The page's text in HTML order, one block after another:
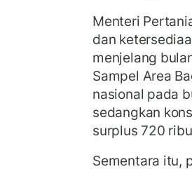
Menteri
dan
menjelang
Sampel Area
nasional pada
sedangkan
surplus 720
Sementara itu,